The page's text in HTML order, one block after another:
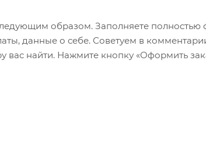
образом. Заполняете полностью
данные о себе. Советуем в
вас найти. Нажмите кнопку «Оформить